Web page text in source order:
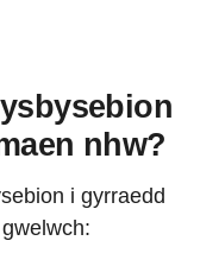
nhw?
i gyrraedd